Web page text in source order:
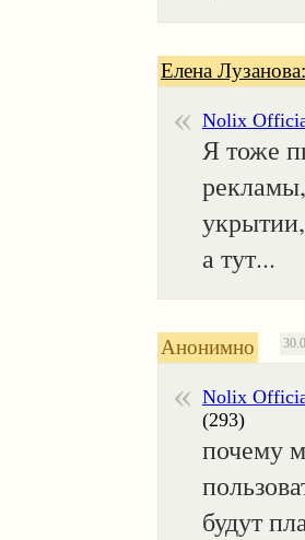
Елена Лузанова:
Nolix
Я тоже
а тут...
Анонимно
Nolix
(293)
почему
будут